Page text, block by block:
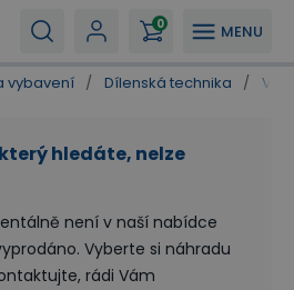
MENU
0
vybavení / Dílenská technika /
hledáte, nelze
není v naší nabídce
Vyberte si náhradu
rádi Vám